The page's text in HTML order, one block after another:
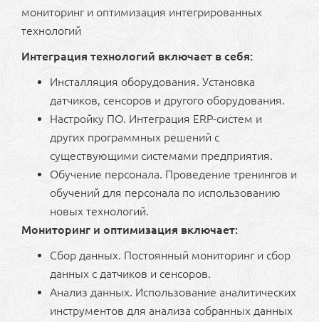
мониторинг и оптимизация интегрированных
технологий
Интеграция технологий включает в себя:
Инсталляция оборудования. Установка
датчиков, сенсоров и другого оборудования.
Настройку ПО. Интеграция ERP-систем и
других программных решений с
существующими системами предприятия.
Обучение персонала. Проведение тренингов и
обучений для персонала по использованию
новых технологий.
Мониторинг и оптимизация включает:
Сбор данных. Постоянный мониторинг и сбор
данных с датчиков и сенсоров.
Анализ данных. Использование аналитических
инструментов для анализа собранных данных